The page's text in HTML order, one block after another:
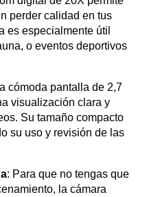
perder calidad en tus
es especialmente útil
o eventos deportivos
cómoda pantalla de 2,7
visualización clara y
Su tamaño compacto
su uso y revisión de las
: Para que no tengas que
la cámara